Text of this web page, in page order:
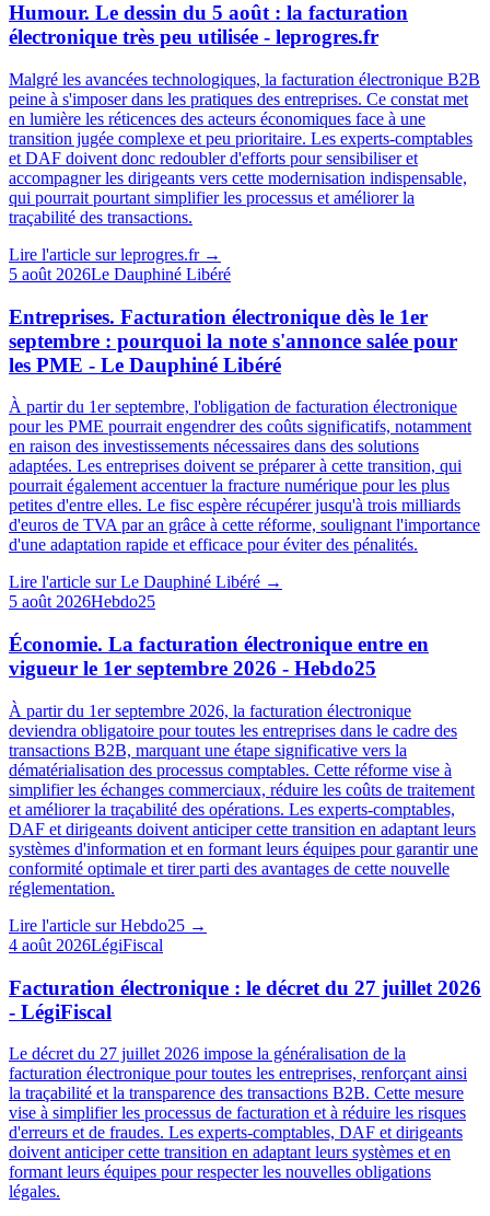
Humour. Le dessin du 5 août : la facturation
électronique très peu utilisée - leprogres.fr
Malgré les avancées technologiques, la facturation électronique B2B
peine à s'imposer dans les pratiques des entreprises. Ce constat met
en lumière les réticences des acteurs économiques face à une
transition jugée complexe et peu prioritaire. Les experts-comptables
et DAF doivent donc redoubler d'efforts pour sensibiliser et
accompagner les dirigeants vers cette modernisation indispensable,
qui pourrait pourtant simplifier les processus et améliorer la
traçabilité des transactions.
Lire l'article surleprogres.fr→
5 août 2026Le Dauphiné Libéré
Entreprises. Facturation électronique dès le 1er
septembre : pourquoi la note s'annonce salée pour
les PME - Le Dauphiné Libéré
À partir du 1er septembre, l'obligation de facturation électronique
pour les PME pourrait engendrer des coûts significatifs, notamment
en raison des investissements nécessaires dans des solutions
adaptées. Les entreprises doivent se préparer à cette transition, qui
pourrait également accentuer la fracture numérique pour les plus
petites d'entre elles. Le fisc espère récupérer jusqu'à trois milliards
d'euros de TVA par an grâce à cette réforme, soulignant l'importance
d'une adaptation rapide et efficace pour éviter des pénalités.
Lire l'article surLe Dauphiné Libéré →
5 août 2026Hebdo25
Économie. La facturation électronique entre en
vigueur le 1er septembre 2026 - Hebdo25
À partir du 1er septembre 2026, la facturation électronique
deviendra obligatoire pour toutes les entreprises dans le cadre des
transactions B2B, marquant une étape significative vers la
dématérialisation des processus comptables. Cette réforme vise à
simplifier les échanges commerciaux, réduire les coûts de traitement
et améliorer la traçabilité des opérations. Les experts-comptables,
DAF et dirigeants doivent anticiper cette transition en adaptant leurs
systèmes d'information et en formant leurs équipes pour garantir une
conformité optimale et tirer parti des avantages de cette nouvelle
réglementation.
Lire l'article surHebdo25 →
4 août 2026LégiFiscal
Facturation électronique : le décret du 27 juillet 2026
- LégiFiscal
Le décret du 27 juillet 2026 impose la généralisation de la
facturation électronique pour toutes les entreprises, renforçant ainsi
la traçabilité et la transparence des transactions B2B. Cette mesure
vise à simplifier les processus de facturation et à réduire les risques
d'erreurs et de fraudes. Les experts-comptables, DAF et dirigeants
doivent anticiper cette transition en adaptant leurs systèmes et en
formant leurs équipes pour respecter les nouvelles obligations
légales.